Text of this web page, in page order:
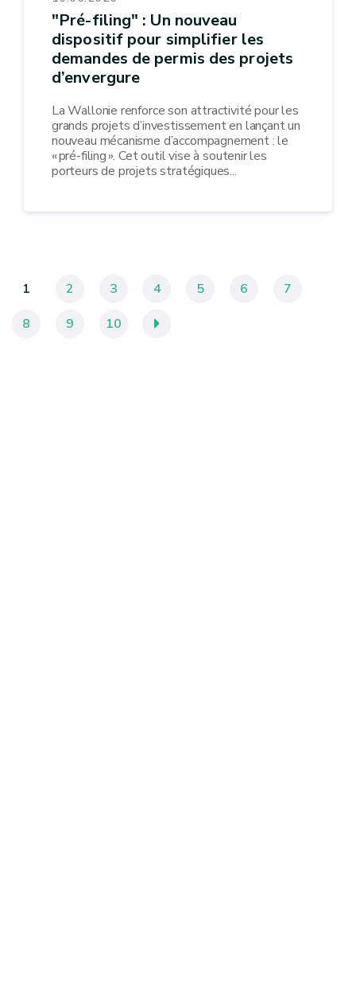
"Pré-filing" : Un nouveau
dispositif pour simplifier les
demandes de permis des projets
d’envergure
La Wallonie renforce son attractivité pour les
grands projets d’investissement en lançant un
nouveau mécanisme d’accompagnement : le
« pré-filing ». Cet outil vise à soutenir les
porteurs de projets stratégiques...
1 2 3 4 5 6
7
8
9 10 »